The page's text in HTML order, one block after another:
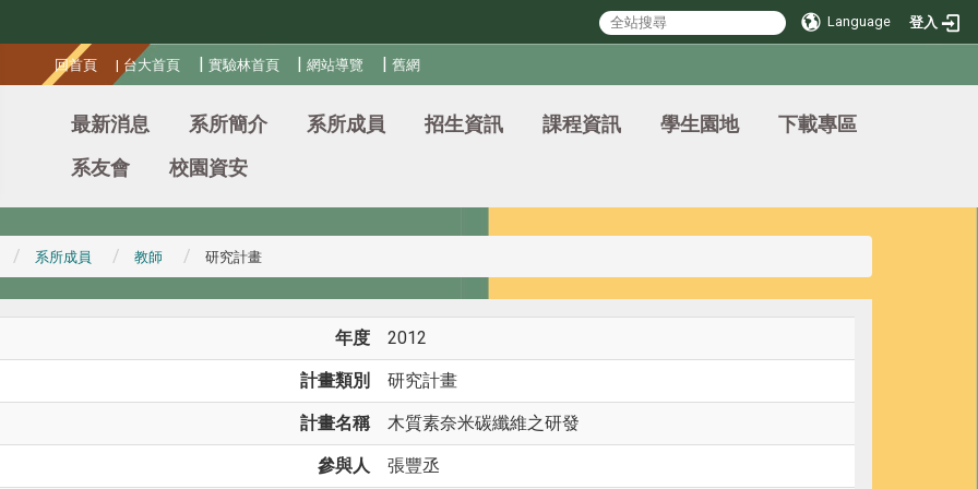
Language 登入
回首頁 | 台大首頁 | 實驗林首頁 |網站導覽 |舊網
最新消息 系所簡介 系所成員 招生資訊 課程資訊 學生園地
下載專區
系友會
校園資安
系所成員 教師 研究計畫
年度 2012
計畫類別 研究計畫
計畫名稱 木質素奈米碳纖維之研發
參與人 張豐丞